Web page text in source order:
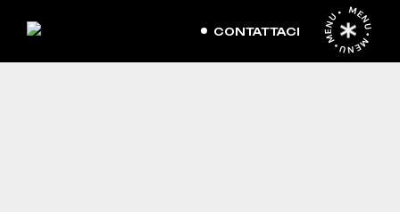
CONTATTACI MENU • MENU • MENU •